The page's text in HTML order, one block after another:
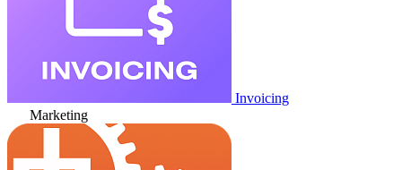
Invoicing
Marketing